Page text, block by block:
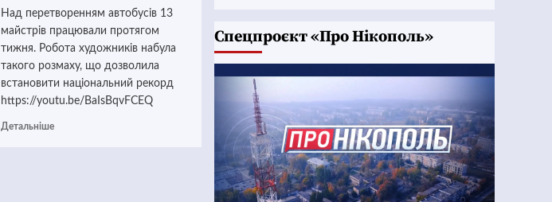
Над перетворенням автобусів 13
майстрів працювали протягом
тижня. Робота художників набула
такого розмаху, що дозволила
встановити національний рекорд
https://youtu.be/BaIsBqvFCEQ
Детальніше
Cпецпроєкт «Про Нікополь»